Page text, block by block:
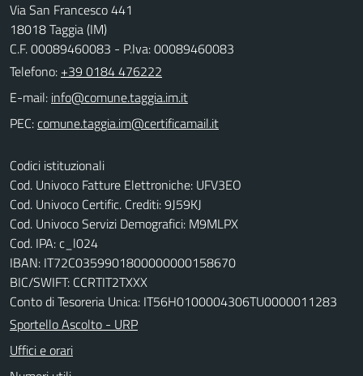
Via San Francesco 441
18018 Taggia (IM)
C.F. 00089460083 - P.Iva: 00089460083
Telefono: +39 0184 476222
E-mail:
PEC:
Codici istituzionali
Cod. Univoco Fatture Elettroniche: UFV3EO
Cod. Univoco Certific. Crediti: 9J59KJ
Cod. Univoco Servizi Demografici: M9MLPX
Cod. IPA: c_l024
IBAN: IT72C0359901800000000158670
BIC/SWIFT: CCRTIT2TXXX
Conto di Tesoreria Unica: IT56H0100004306TU0000011283
Sportello Ascolto - URP
Uffici e orari